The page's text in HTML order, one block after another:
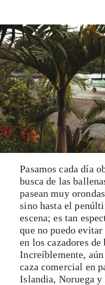
Pasamos cada día
busca de las
pasean muy
sino hasta el
escena; es tan
que no puedo evitar
en los cazadores de
Increíblemente,
caza comercial en
Islandia, Noruega y